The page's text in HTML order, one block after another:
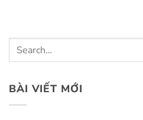
BÀI VIẾT MỚI